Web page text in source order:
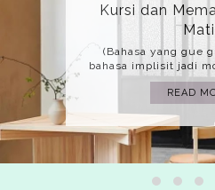
Kursi dan
Mati
(Bahasa yang gue
bahasa implisit jadi
READ